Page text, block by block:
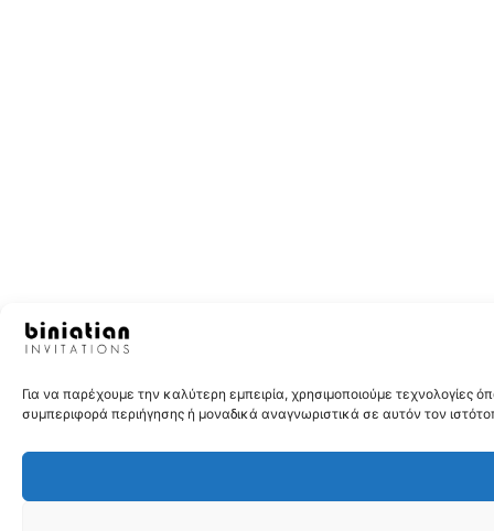
Για να παρέχουμε την καλύτερη εμπειρία, χρησιμοποιούμε
συμπεριφορά περιήγησης ή μοναδικά αναγνωριστικά σε αυτόν τον